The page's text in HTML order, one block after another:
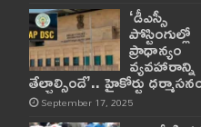
‘డీఎస్సీ
పోస్టింగుల్లో
ప్రాధాన్యం
వ్యవహారాన్ని
తేల్చాల్సిందే’.. హైకోర్టు
September 17, 2025